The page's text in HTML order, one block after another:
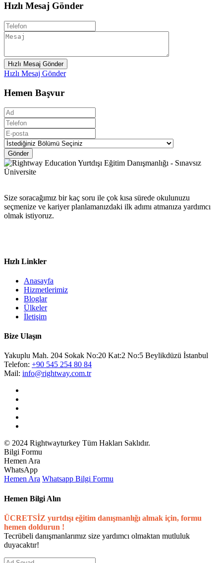
Hızlı Mesaj Gönder
Hızlı Mesaj Gönder
Hızlı Mesaj Gönder
Hemen Başvur
Gönder
Size soracağımız bir kaç soru ile çok kısa sürede okulunuzu
seçmenize ve kariyer planlamanızdaki ilk adımı atmanıza yardımcı
olmak istiyoruz.
Hızlı Linkler
Anasayfa
Hizmetlerimiz
Bloglar
Ülkeler
İletişim
Bize Ulaşın
Yakuplu Mah. 204 Sokak No:20 Kat:2 No:5 Beylikdüzü İstanbul
Telefon: +90 545 254 80 84
Mail: info@rightway.com.tr
© 2024 Rightwayturkey Tüm Hakları Saklıdır.
Bilgi Formu
Hemen Ara
WhatsApp
Hemen Ara Whatsapp Bilgi Formu
Hemen Bilgi Alın
ÜCRETSİZ yurtdışı eğitim danışmanlığı almak için, formu
hemen doldurun !
Tecrübeli danışmanlarımız size yardımcı olmaktan mutluluk
duyacaktır!